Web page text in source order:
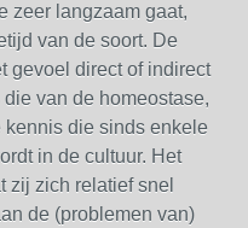
zeer langzaam gaat,
van de soort. De
gevoel direct of indirect
van de homeostase,
kennis die sinds enkele
in de cultuur. Het
zij zich relatief snel
de (problemen van)